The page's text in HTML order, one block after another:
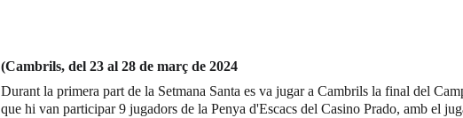
(Cambrils, del 23 al 28 de març de 2024
Durant la primera part de la Setmana Santa es va jugar a Cambrils la final del
que hi van participar 9 jugadors de la Penya d'Escacs del Casino Prado, amb el